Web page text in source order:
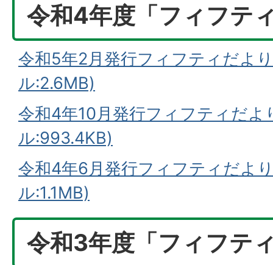
令和4年度「フィフテ
令和5年2月発行フィフティだよ
ル:2.6MB)
令和4年10月発行フィフティだよ
ル:993.4KB)
令和4年6月発行フィフティだよ
ル:1.1MB)
令和3年度「フィフテ